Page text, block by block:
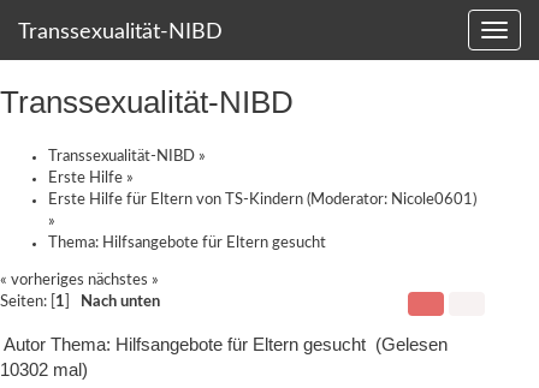
Transsexualität-NIBD
Transsexualität-NIBD
Transsexualität-NIBD »
Erste Hilfe »
Erste Hilfe für Eltern von TS-Kindern (Moderator: Nicole0601)
»
Thema: Hilfsangebote für Eltern gesucht
« vorheriges nächstes »
Seiten: [ 1 Nach unten
Autor Thema: Hilfsangebote für Eltern gesucht (Gelesen
10302 mal)